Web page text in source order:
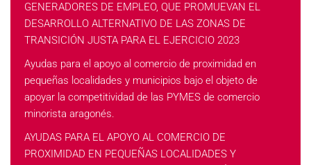
GENERADORES DE EMPLEO, QUE PROMUEVAN EL
DESARROLLO ALTERNATIVO DE LAS ZONAS DE
TRANSICIÓN JUSTA PARA EL EJERCICIO 2023
Ayudas para el apoyo al comercio de proximidad en
pequeñas localidades y municipios bajo el objeto de
apoyar la competitividad de las PYMES de comercio
minorista aragonés.
AYUDAS PARA EL APOYO AL COMERCIO DE
PROXIMIDAD EN PEQUEÑAS LOCALIDADES Y